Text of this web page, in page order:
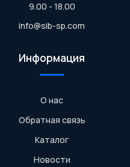
9.00 - 18.00
info@sib-sp.com
Информация
О нас
Обратная связь
Каталог
Новости